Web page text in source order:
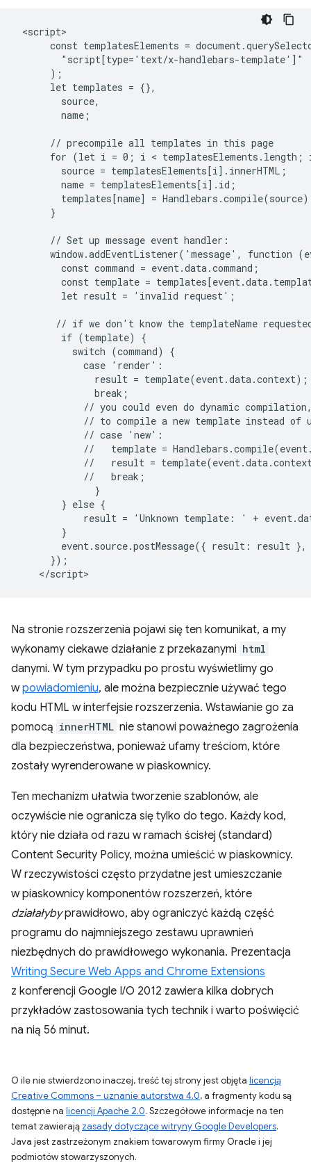
<script>
const templatesElements =
        "script[type='text/x-handlebars-template']"
      );
      let templates = {},
        source,
        name;
      // precompile all templates in this page
for (let i = 0; i < templatesElements.length;
        source = templatesElements[i].innerHTML;
        name = templatesElements[i].id;
templates[name] =
      }
      // Set up message event handler:
window.addEventListener('message', function
        const command = event.data.command;
const template =
        let result = 'invalid request';
// if we don't know the templateName
        if (template) {
          switch (command) {
            case 'render':
              result = template(event.data.context);
              break;
// you could even do dynamic
// to compile a new template instead of
            // case 'new':
//   template =
//   result =
            //   break;
              }
        } else {
result = 'Unknown template: ' +
        }
event.source.postMessage({ result: result
      });
Na stronie rozszerzenia pojawi się ten komunikat, a my
wykonamy ciekawe działanie z przekazanymi html
danymi. W tym przypadku po prostu wyświetlimy go
wpowiadomieniu, ale można bezpiecznie używać tego
kodu HTML w interfejsie rozszerzenia. Wstawianie go za
pomocą innerHTML nie stanowi poważnego zagrożenia
dla bezpieczeństwa, ponieważ ufamy treściom, które
zostały wyrenderowane w piaskownicy.
Ten mechanizm ułatwia tworzenie szablonów, ale
oczywiście nie ogranicza się tylko do tego. Każdy kod,
który nie działa od razu w ramach ścisłej (standard)
Content Security Policy, można umieścić w piaskownicy.
W rzeczywistości często przydatne jest umieszczanie
w piaskownicy komponentów rozszerzeń, które
działałybyprawidłowo, aby ograniczyć każdą część
programu do najmniejszego zestawu uprawnień
niezbędnych do prawidłowego wykonania. Prezentacja
Writing Secure Web Apps and Chrome Extensions
z konferencji Google I/O 2012 zawiera kilka dobrych
przykładów zastosowania tych technik i warto poświęcić
na nią 56 minut.
O ile nie stwierdzono inaczej, treść tej strony jest objęta licencją
Creative Commons – uznanie autorstwa 4.0, a fragmenty kodu są
dostępne na licencji Apache 2.0. Szczegółowe informacje na ten
temat zawierają zasady dotyczące witryny Google Developers.
Java jest zastrzeżonym znakiem towarowym firmy Oracle i jej
podmiotów stowarzyszonych.